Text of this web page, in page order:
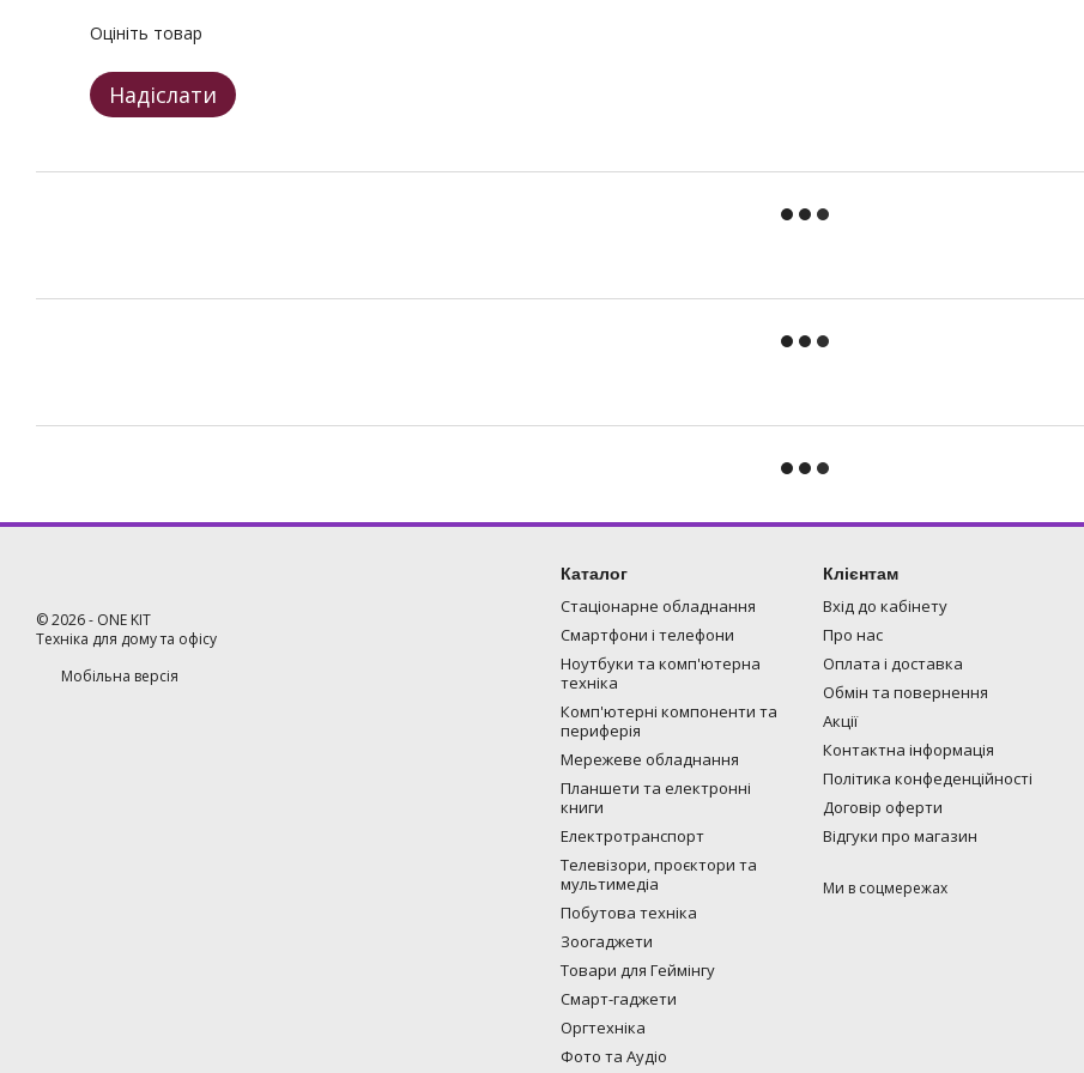
Оцініть товар
Надіслати
©2026- ONE KIT
Техніка для дому та офісу
Мобільна версія
Каталог
Стаціонарне обладнання
Смартфони і телефони
Ноутбуки та комп'ютерна
техніка
Комп'ютерні компоненти та
периферія
Мережеве обладнання
Планшети та електронні
книги
Електротранспорт
Телевізори, проєктори та
мультимедіа
Побутова техніка
Зоогаджети
Товари для Геймінгу
Смарт-гаджети
Оргтехніка
Фото та Аудіо
Клієнтам
Вхід до кабінету
Про нас
Оплата і доставка
Обмін та повернення
Акції
Контактна інформація
Політика конфеденційності
Договір оферти
Відгуки про магазин
Ми в соцмережах